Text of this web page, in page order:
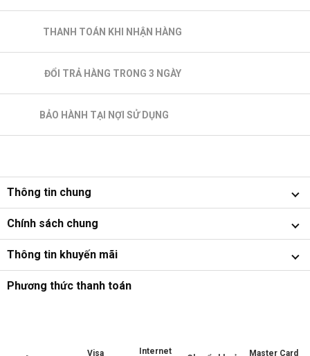
THANH TOÁN KHI NHẬN HÀNG
ĐỔI TRẢ HÀNG TRONG 3 NGÀY
BẢO HÀNH TẠI NỢI SỬ DỤNG
Thông tin chung
Chính sách chung
Thông tin khuyến mãi
Phương thức thanh toán
Visa Internet Master Card